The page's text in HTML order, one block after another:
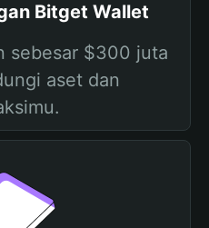
Bitget Wallet
sebesar $300 juta
aset dan